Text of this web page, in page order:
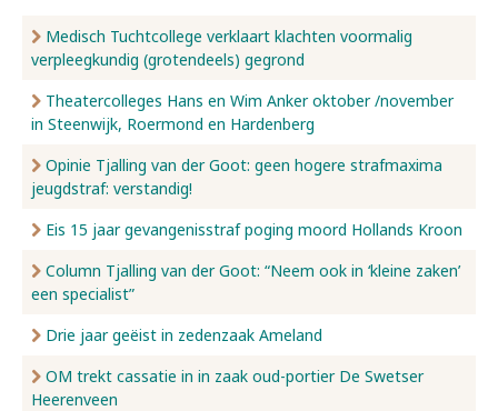
Werkwijze
Nieuws
Over ons
Contact
Medisch Tuchtcollege verklaart klachten voormalig
verpleegkundig (grotendeels) gegrond
Theatercolleges Hans en Wim Anker oktober /november
in Steenwijk, Roermond en Hardenberg
Opinie Tjalling van der Goot: geen hogere strafmaxima
jeugdstraf: verstandig!
Eis 15 jaar gevangenisstraf poging moord Hollands Kroon
Column Tjalling van der Goot: “Neem ook in ‘kleine zaken’
een specialist”
Drie jaar geëist in zedenzaak Ameland
OM trekt cassatie in in zaak oud-portier De Swetser
Heerenveen